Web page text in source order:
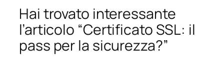
Hai trovato interessante
l’articolo “Certificato SSL: il
pass per la sicurezza?”